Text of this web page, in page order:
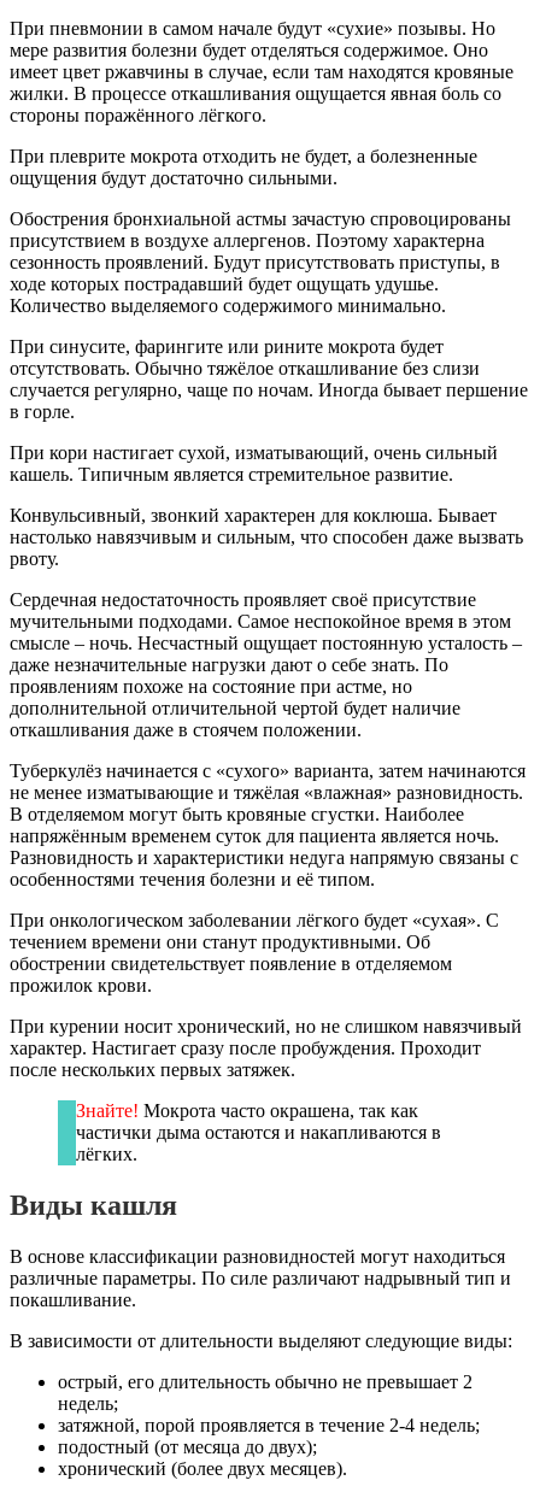
При пневмонии в самом начале будут «сухие» позывы. Но
мере развития болезни будет отделяться содержимое. Оно
имеет цвет ржавчины в случае, если там находятся кровяные
жилки. В процессе откашливания ощущается явная боль со
стороны поражённого лёгкого.
При плеврите мокрота отходить не будет, а болезненные
ощущения будут достаточно сильными.
Обострения бронхиальной астмы зачастую спровоцированы
присутствием в воздухе аллергенов. Поэтому характерна
сезонность проявлений. Будут присутствовать приступы, в
ходе которых пострадавший будет ощущать удушье.
Количество выделяемого содержимого минимально.
При синусите, фарингите или рините мокрота будет
отсутствовать. Обычно тяжёлое откашливание без слизи
случается регулярно, чаще по ночам. Иногда бывает першение
в горле.
При кори настигает сухой, изматывающий, очень сильный
кашель. Типичным является стремительное развитие.
Конвульсивный, звонкий характерен для коклюша. Бывает
настолько навязчивым и сильным, что способен даже вызвать
рвоту.
Сердечная недостаточность проявляет своё присутствие
мучительными подходами. Самое неспокойное время в этом
смысле – ночь. Несчастный ощущает постоянную усталость –
даже незначительные нагрузки дают о себе знать. По
проявлениям похоже на состояние при астме, но
дополнительной отличительной чертой будет наличие
откашливания даже в стоячем положении.
Туберкулёз начинается с «сухого» варианта, затем начинаются
не менее изматывающие и тяжёлая «влажная» разновидность.
В отделяемом могут быть кровяные сгустки. Наиболее
напряжённым временем суток для пациента является ночь.
Разновидность и характеристики недуга напрямую связаны с
особенностями течения болезни и её типом.
При онкологическом заболевании лёгкого будет «сухая». С
течением времени они станут продуктивными. Об
обострении свидетельствует появление в отделяемом
прожилок крови.
При курении носит хронический, но не слишком навязчивый
характер. Настигает сразу после пробуждения. Проходит
после нескольких первых затяжек.
Знайте! Мокрота часто окрашена, так как
частички дыма остаются и накапливаются в
лёгких.
Виды кашля
В основе классификации разновидностей могут находиться
различные параметры. По силе различают надрывный тип и
покашливание.
В зависимости от длительности выделяют следующие виды:
острый, его длительность обычно не превышает 2
недель;
затяжной, порой проявляется в течение 2-4 недель;
подостный (от месяца до двух);
хронический (более двух месяцев).